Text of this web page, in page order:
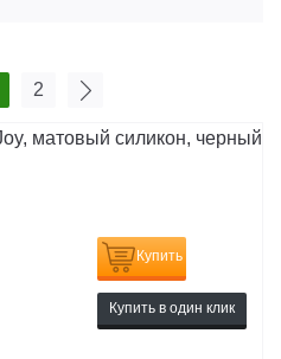
2
матовый силикон, черный
Купить
Купить в один клик